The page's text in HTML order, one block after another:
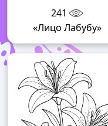
241
«Лицо Лабубу»